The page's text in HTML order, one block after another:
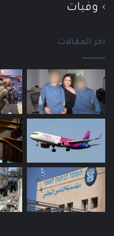
وفيات
اخر المقالات